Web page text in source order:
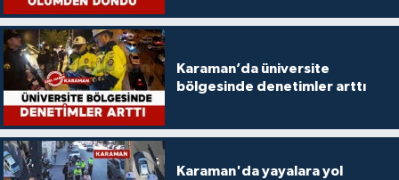
Karaman’da üniversite
bölgesinde denetimler arttı
Karaman'da yayalara yol